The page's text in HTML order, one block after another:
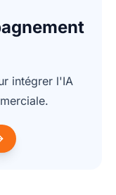
intégrer l'IA